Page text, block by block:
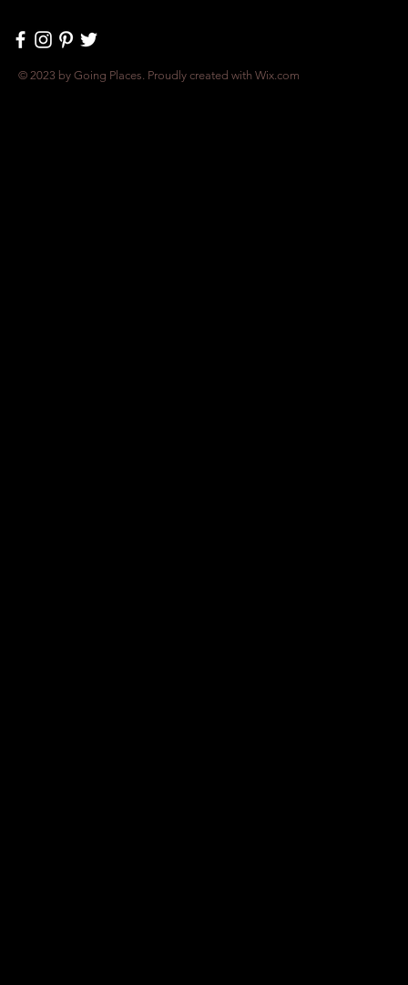
© 2023 by Going Places. Proudly created with Wix.com